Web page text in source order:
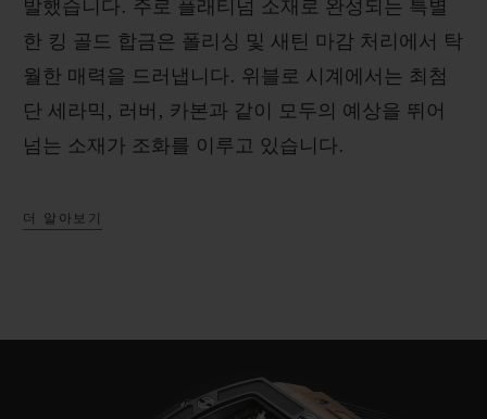
발했습니다. 주로 플래티넘 소재로 완성되는 특별
한 킹 골드 합금은 폴리싱 및 새틴 마감 처리에서 탁
월한 매력을 드러냅니다. 위블로 시계에서는 최첨
단 세라믹, 러버, 카본과 같이 모두의 예상을 뛰어
넘는 소재가 조화를 이루고 있습니다.
더 알아보기